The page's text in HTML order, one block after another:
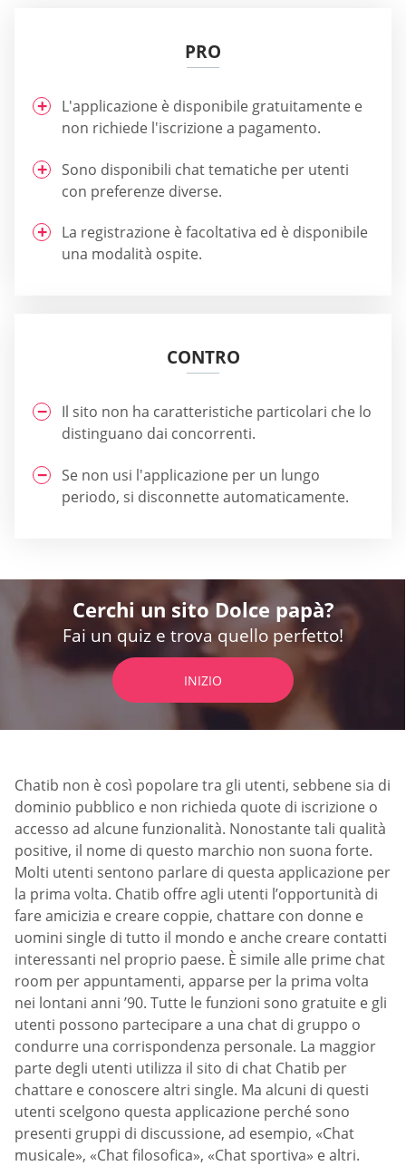
PRO
L'applicazione è disponibile gratuitamente e
non richiede l'iscrizione a pagamento.
Sono disponibili chat tematiche per utenti
con preferenze diverse.
La registrazione è facoltativa ed è disponibile
una modalità ospite.
CONTRO
Il sito non ha caratteristiche particolari che lo
distinguano dai concorrenti.
Se non usi l'applicazione per un lungo
periodo, si disconnette automaticamente.
Cerchi un sito Dolce papà?
Fai un quiz e trova quello perfetto!
INIZIO
Chatib non è così popolare tra gli utenti, sebbene sia di
dominio pubblico e non richieda quote di iscrizione o
accesso ad alcune funzionalità. Nonostante tali qualità
positive, il nome di questo marchio non suona forte.
Molti utenti sentono parlare di questa applicazione per
la prima volta. Chatib offre agli utenti l’opportunità di
fare amicizia e creare coppie, chattare con donne e
uomini single di tutto il mondo e anche creare contatti
interessanti nel proprio paese. È simile alle prime chat
room per appuntamenti, apparse per la prima volta
nei lontani anni ’90. Tutte le funzioni sono gratuite e gli
utenti possono partecipare a una chat di gruppo o
condurre una corrispondenza personale. La maggior
parte degli utenti utilizza il sito di chat Chatib per
chattare e conoscere altri single. Ma alcuni di questi
utenti scelgono questa applicazione perché sono
presenti gruppi di discussione, ad esempio, «Chat
musicale», «Chat filosofica», «Chat sportiva» e altri.